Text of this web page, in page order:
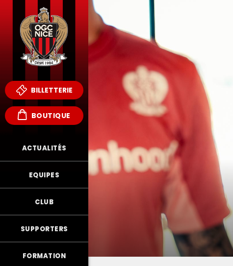
BILLETTERIE
BOUTIQUE
ACTUALITÉS
EQUIPES
CLUB
SUPPORTERS
FORMATION